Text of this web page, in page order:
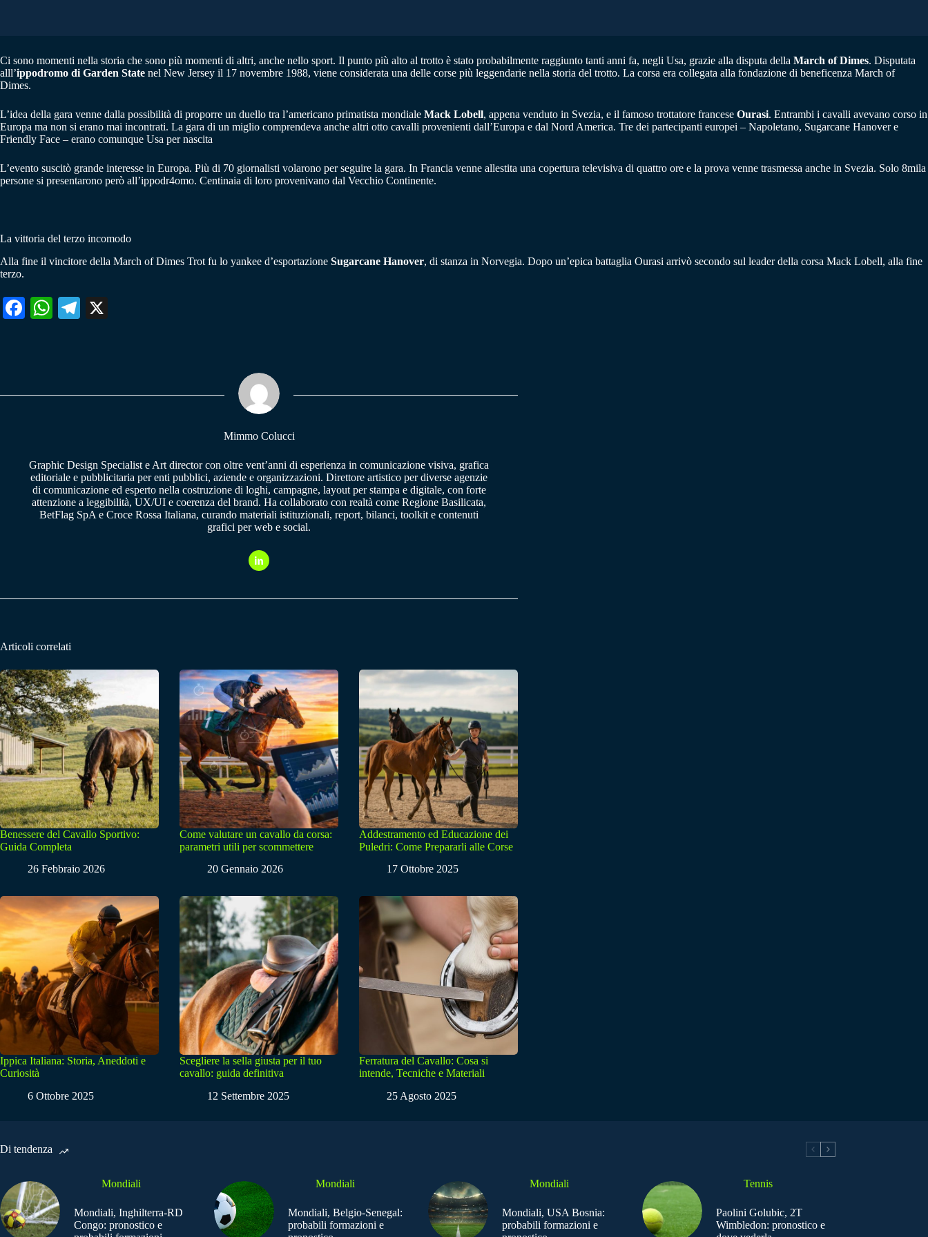
Ci sono momenti nella storia che sono più momenti di altri, anche nello sport. Il punto più alto al trotto è stato probabilmente raggiunto tanti anni fa, negli Usa, grazie alla disputa della March of Dimes. Disputata
alll’ippodromo di Garden State nel New Jersey il 17 novembre 1988, viene considerata una delle corse più leggendarie nella storia del trotto. La corsa era collegata alla fondazione di beneficenza March of
Dimes.
L’idea della gara venne dalla possibilità di proporre un duello tra l’americano primatista mondiale Mack Lobell, appena venduto in Svezia, e il famoso trottatore francese Ourasi. Entrambi i cavalli avevano corso in
Europa ma non si erano mai incontrati. La gara di un miglio comprendeva anche altri otto cavalli provenienti dall’Europa e dal Nord America. Tre dei partecipanti europei – Napoletano, Sugarcane Hanover e
Friendly Face – erano comunque Usa per nascita
L’evento suscitò grande interesse in Europa. Più di 70 giornalisti volarono per seguire la gara. In Francia venne allestita una copertura televisiva di quattro ore e la prova venne trasmessa anche in Svezia. Solo 8mila
persone si presentarono però all’ippodr4omo. Centinaia di loro provenivano dal Vecchio Continente.
La vittoria del terzo incomodo
Alla fine il vincitore della March of Dimes Trot fu lo yankee d’esportazione Sugarcane Hanover, di stanza in Norvegia. Dopo un’epica battaglia Ourasi arrivò secondo sul leader della corsa Mack Lobell, alla fine
terzo.
Fa W
pp
Te
m
Mimmo Colucci
Graphic Design Specialist e Art director con oltre vent’anni di esperienza in comunicazione visiva, grafica
editoriale e pubblicitaria per enti pubblici, aziende e organizzazioni. Direttore artistico per diverse agenzie
di comunicazione ed esperto nella costruzione di loghi, campagne, layout per stampa e digitale, con forte
attenzione a leggibilità, UX/UI e coerenza del brand. Ha collaborato con realtà come Regione Basilicata,
BetFlag SpA e Croce Rossa Italiana, curando materiali istituzionali, report, bilanci, toolkit e contenuti
grafici per web e social.
Articoli correlati
Benessere del Cavallo Sportivo:
Guida Completa
26 Febbraio 2026
Come valutare un cavallo da corsa:
parametri utili per scommettere
20 Gennaio 2026
Addestramento ed Educazione dei
Puledri: Come Prepararli alle Corse
17 Ottobre 2025
Ippica Italiana: Storia, Aneddoti e
Curiosità
6 Ottobre 2025
Scegliere la sella giusta per il tuo
cavallo: guida definitiva
12 Settembre 2025
Ferratura del Cavallo: Cosa si
intende, Tecniche e Materiali
25 Agosto 2025
Di tendenza
Mondiali
Mondiali, Inghilterra-RD
Congo: pronostico e
Mondiali
Mondiali, Belgio-Senegal:
probabili formazioni e
Mondiali
Mondiali, USA Bosnia:
probabili formazioni e
Tennis
Paolini Golubic, 2T
Wimbledon: pronostico e